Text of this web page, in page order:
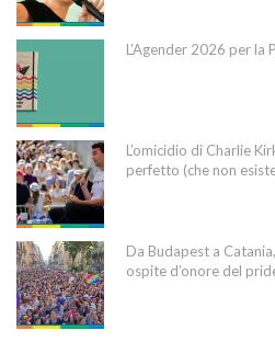
L’Agender 2026 per la
L’omicidio di Charlie
perfetto (che non
Da Budapest a
ospite d’onore del